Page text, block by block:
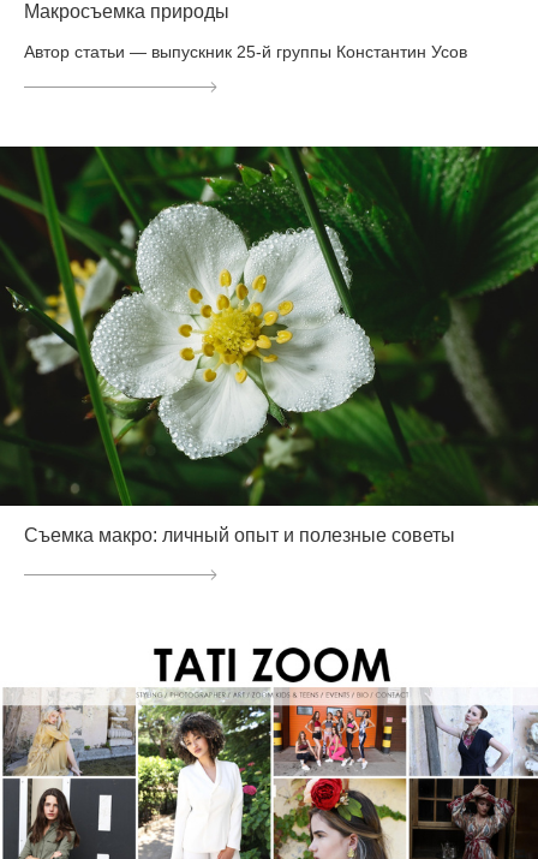
Макросъемка природы
Автор статьи — выпускник 25-й группы Константин Усов
Съемка макро: личный опыт и полезные советы